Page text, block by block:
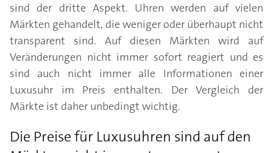
sind der dritte Aspekt. Uhren werden auf vielen
Märkten gehandelt, die weniger oder überhaupt nicht
transparent sind. Auf diesen Märkten wird auf
Veränderungen nicht immer sofort reagiert und es
sind auch nicht immer alle Informationen einer
Luxusuhr im Preis enthalten. Der Vergleich der
Märkte ist daher unbedingt wichtig.
Die Preise für Luxusuhren sind auf den